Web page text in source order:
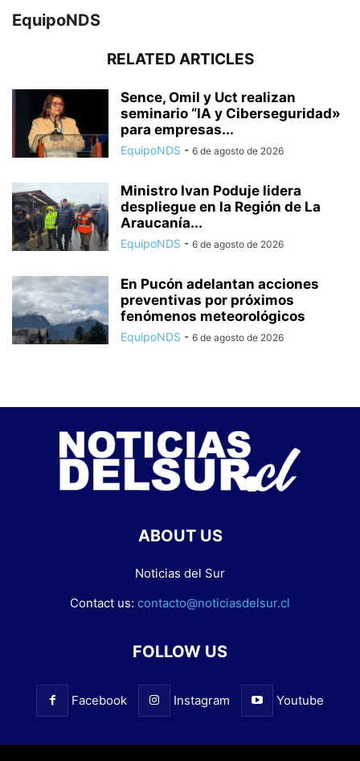
EquipoNDS
RELATED ARTICLES
Sence, Omil y Uct realizan
seminario “IA y Ciberseguridad»
para empresas...
EquipoNDS - 6 de agosto de 2026
Ministro Ivan Poduje lidera
despliegue en la Región de La
Araucanía...
EquipoNDS - 6 de agosto de 2026
En Pucón adelantan acciones
preventivas por próximos
fenómenos meteorológicos
EquipoNDS - 6 de agosto de 2026
ABOUT US
Noticias del Sur
Contact us: contacto@noticiasdelsur.cl
FOLLOW US
Facebook Instagram Youtube